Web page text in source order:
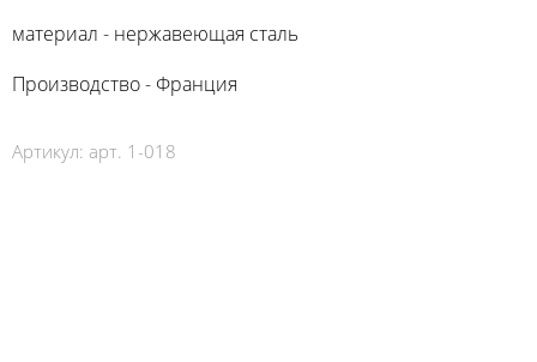
материал - нержавеющая сталь
Производство - Франция
Артикул: арт. 1-018